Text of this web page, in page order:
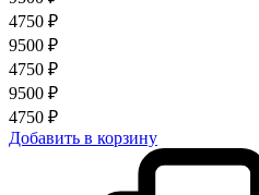
4750 ₽
9500 ₽
4750 ₽
9500 ₽
4750 ₽
Добавить в корзину